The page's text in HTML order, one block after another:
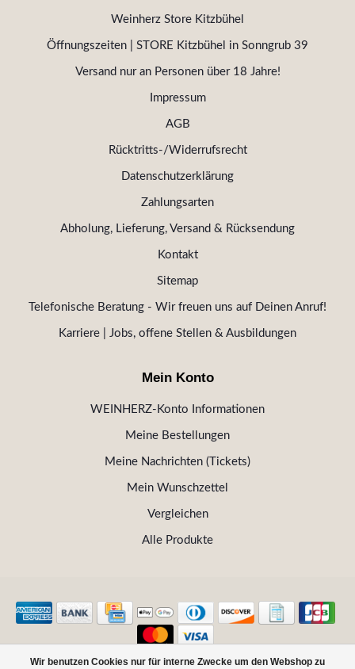
Wir benutzen Cookies nur für interne Zwecke um den Webshop zu
Weinherz Store Kitzbühel
Öffnungszeiten | STORE Kitzbühel in Sonngrub 39
Versand nur an Personen über 18 Jahre!
Impressum
AGB
Rücktritts-/Widerrufsrecht
Datenschutzerklärung
Zahlungsarten
Abholung, Lieferung, Versand & Rücksendung
Kontakt
Sitemap
Telefonische Beratung - Wir freuen uns auf Deinen Anruf!
Karriere | Jobs, offene Stellen & Ausbildungen
Mein Konto
WEINHERZ-Konto Informationen
Meine Bestellungen
Meine Nachrichten (Tickets)
Mein Wunschzettel
Vergleichen
Alle Produkte